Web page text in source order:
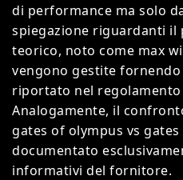
di performance ma solo
spiegazione riguardanti il
teorico, noto come max
vengono gestite
riportato nel regolamento
Analogamente, il
gates of olympus vs
documentato
informativi del fornitore.